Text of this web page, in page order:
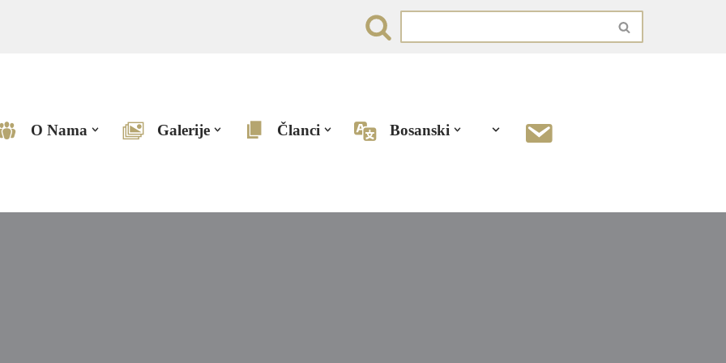
O Nama Galerije Članci Bosanski